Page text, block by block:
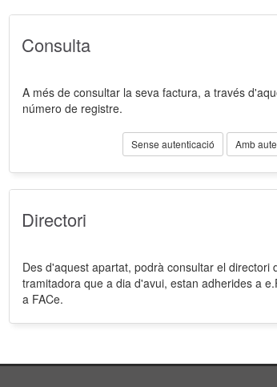
Consulta
A més de consultar la seva factura, a través
número de registre.
Sense autenticació Amb
Directori
Des d'aquest apartat, podrà consultar el directori
tramitadora que a dia d'avui, estan adherides a
a FACe.